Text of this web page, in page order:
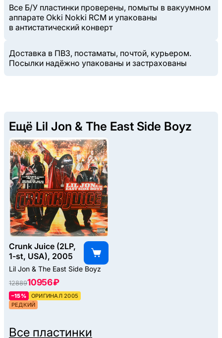
Все Б/У пластинки проверены, помыты в вакуумном
аппарате Okki Nokki RCM и упакованы
в антистатический конверт
Доставка в ПВЗ, постаматы, почтой, курьером.
Посылки надёжно упакованы и застрахованы
Ещё Lil Jon & The East Side Boyz
Crunk Juice (2LP,
1-st, USA), 2005
Lil Jon & The East Side Boyz
1288910956 ₽
–15%
ОРИГИНАЛ 2005
РЕДКИЙ
Все пластинки